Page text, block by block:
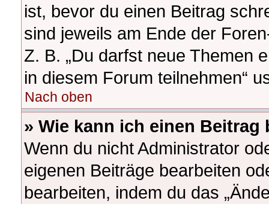
ist, bevor du einen Beitrag
sind jeweils am Ende der
Z. B. „Du darfst neue Themen
in diesem Forum teilnehmen“
Nach oben
» Wie kann ich einen
Wenn du nicht Administrator
eigenen Beiträge bearbeiten
bearbeiten, indem du das